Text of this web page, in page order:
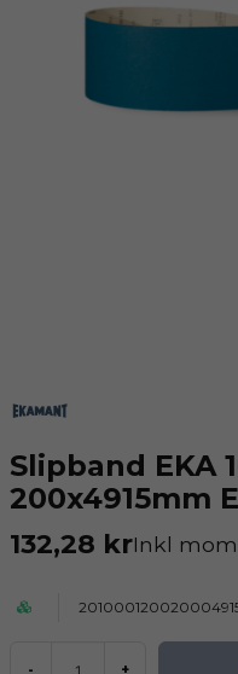
Slipband EKA
200x4915mm
132,28 krInkl
- +